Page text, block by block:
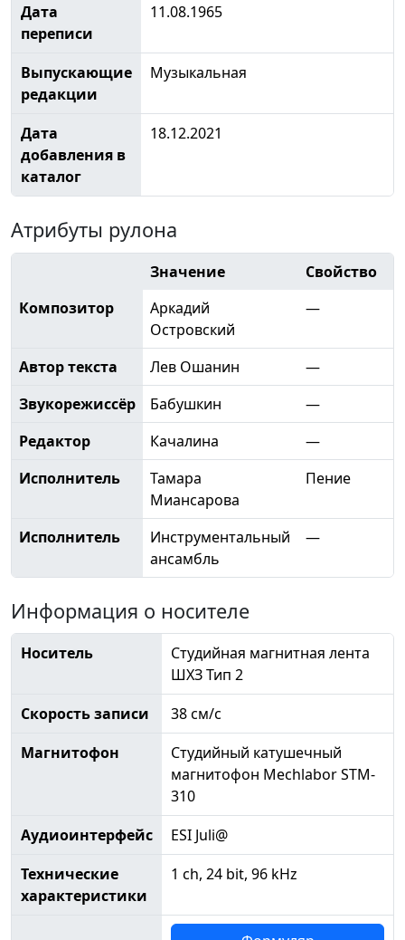
Дата
переписи
11.08.1965
Выпускающие
редакции
Музыкальная
Дата
добавления в
каталог
18.12.2021
Атрибуты рулона
Значение
Свойство
Композитор
Аркадий
Островский
—
Автор текста Лев Ошанин
—
Звукорежиссёр
Бабушкин
—
Редактор
Качалина
—
Исполнитель
Тамара
Миансарова
Пение
Исполнитель
Инструментальный
ансамбль
—
Информация о носителе
Носитель
Студийная магнитная лента
ШХЗ Тип 2
Скорость записи
38 см/с
Магнитофон
Студийный катушечный
магнитофон Mechlabor STM-
310
Аудиоинтерфейс
ESI Juli@
Технические
характеристики
1 ch, 24 bit, 96 kHz